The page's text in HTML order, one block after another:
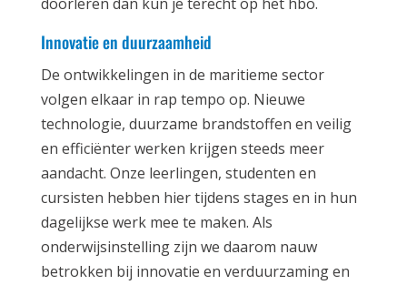
Innovatie en duurzaamheid
De ontwikkelingen in de maritieme sector
volgen elkaar in rap tempo op. Nieuwe
technologie, duurzame brandstoffen en veilig
en efficiënter werken krijgen steeds meer
aandacht. Onze leerlingen, studenten en
cursisten hebben hier tijdens stages en in hun
dagelijkse werk mee te maken. Als
onderwijsinstelling zijn we daarom nauw
betrokken bij innovatie en verduurzaming en